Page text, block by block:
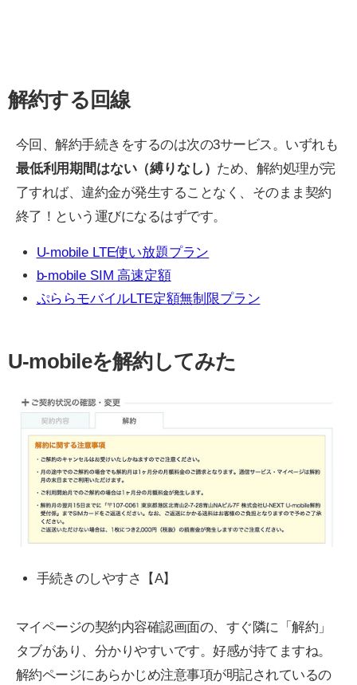
解約する回線
今回、解約手続きをするのは次の3サービス。いずれも
最低利用期間はない（縛りなし） ため、解約処理が完
了すれば、違約金が発生することなく、そのまま契約
終了！という運びになるはずです。
U-mobile LTE使い放題プラン
b-mobile SIM 高速定額
ぷららモバイルLTE定額無制限プラン
U-mobileを解約してみた
手続きのしやすさ【A】
マイページの契約内容確認画面の、すぐ隣に「解約」
タブがあり、分かりやすいです。好感が持てますね。
解約ページにあらかじめ注意事項が明記されているの